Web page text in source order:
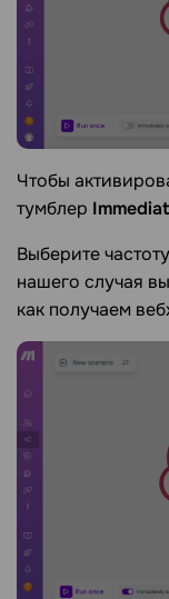
Чтобы
тумблер
Выберите
нашего случая
как получаем